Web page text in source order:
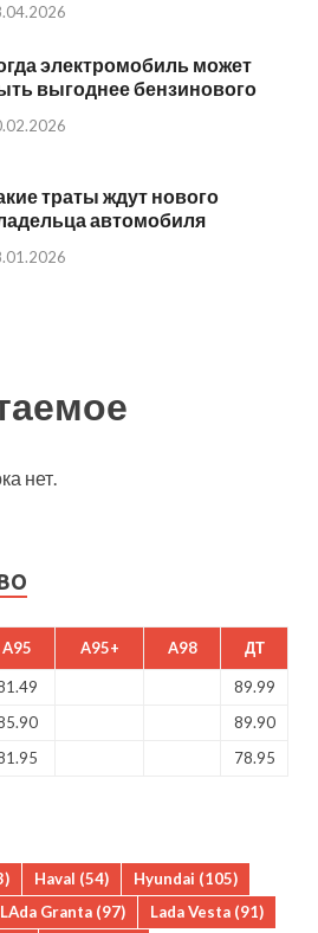
электромобиль может
выгоднее бензинового
траты ждут нового
автомобиля
нет.
A95 A95+ A98 ДТ
89.99
89.90
78.95
Haval (54) Hyundai (105)
LAda Granta (97) Lada Vesta (91)